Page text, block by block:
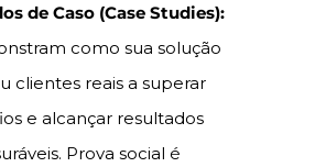
de Caso (Case Studies):
como sua solução
clientes reais a superar
e alcançar resultados
Prova social é